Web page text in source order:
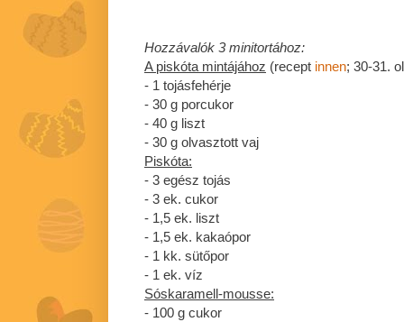
Hozzávalók 3 minitortához:
A piskóta mintájához (recept innen; 30-31.
- 1 tojásfehérje
- 30 g porcukor
- 40 g liszt
- 30 g olvasztott vaj
Piskóta:
- 3 egész tojás
- 3 ek. cukor
- 1,5 ek. liszt
- 1,5 ek. kakaópor
- 1 kk. sütőpor
- 1 ek. víz
Sóskaramell-mousse:
- 100 g cukor